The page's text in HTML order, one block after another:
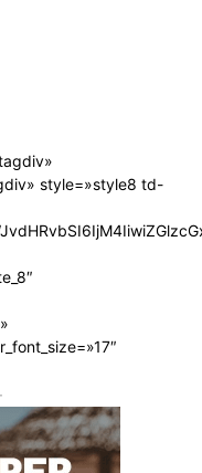
style=»style8 td-